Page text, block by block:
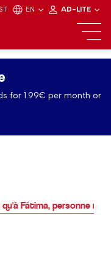
EN AD-LITE
for 1.99€ per month or
Fátima, personne